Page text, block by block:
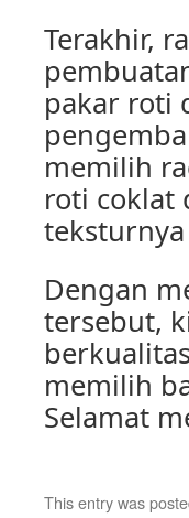
Terakhir,
pakar roti
memilih
roti coklat
Dengan
tersebut,
memilih
Selamat
This entry was